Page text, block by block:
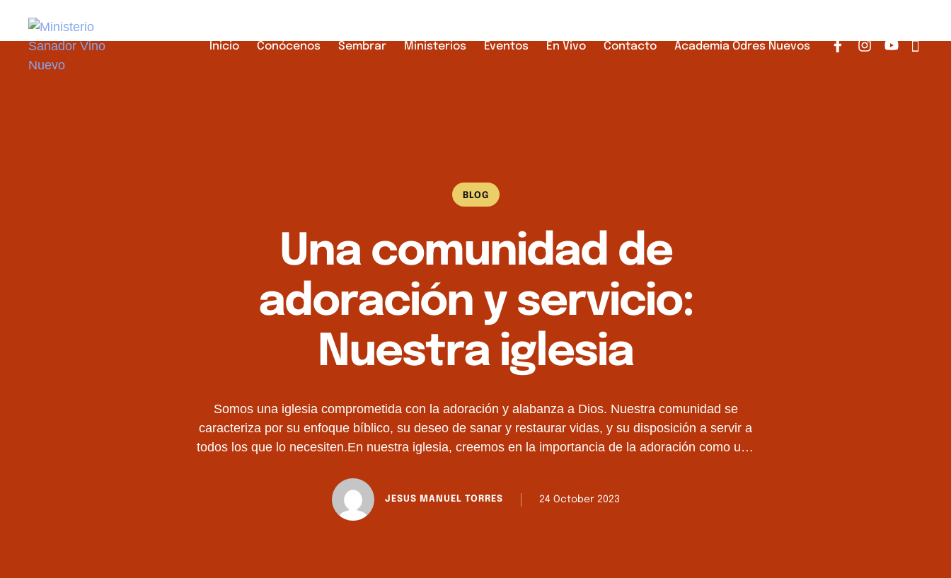
Inicio Conócenos Sembrar Ministerios Eventos En Vivo Contacto Academia Odres Nuevos
BLOG
Una comunidad de
adoración y servicio:
Nuestra iglesia
Somos una iglesia comprometida con la adoración y alabanza a Dios. Nuestra comunidad se
caracteriza por su enfoque bíblico, su deseo de sanar y restaurar vidas, y su disposición a servir a
todos los que lo necesiten.En nuestra iglesia, creemos en la importancia de la adoración como una
JESUS MANUEL TORRES 24 October 2023